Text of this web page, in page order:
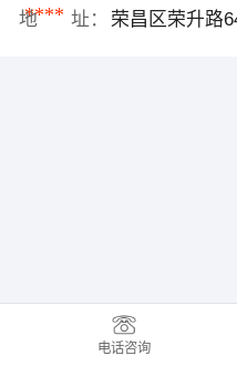
****
地 址： 荣昌区荣升路
电话咨询